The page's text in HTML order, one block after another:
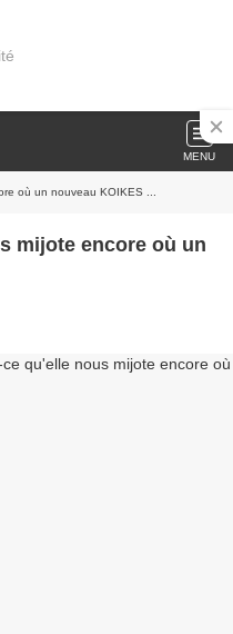
MENU
où un nouveau KOIKES ...
mijote encore où un